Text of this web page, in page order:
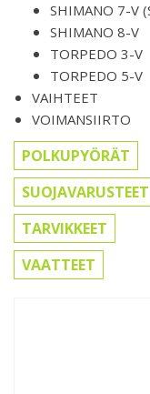
SHIMANO 7-V
SHIMANO 8-V
TORPEDO 3-V
TORPEDO 5-V
VAIHTEET
VOIMANSIIRTO
POLKUPYÖRÄT
SUOJAVARUSTEET
TARVIKKEET
VAATTEET